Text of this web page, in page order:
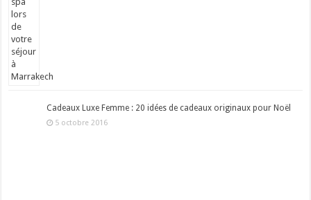
Cadeaux Luxe Femme : 20 idées de cadeaux originaux pour Noël
5 octobre 2016